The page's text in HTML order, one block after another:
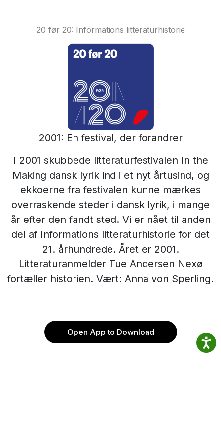
20 før 20: Informations litteraturhistorie
2001: En festival, der forandrer
I 2001 skubbede litteraturfestivalen In the
Making dansk lyrik ind i et nyt årtusind, og
ekkoerne fra festivalen kunne mærkes
overraskende steder i dansk lyrik, i mange
år efter den fandt sted. Vi er nået til anden
del af Informations litteraturhistorie for det
21. århundrede. Året er 2001.
Litteraturanmelder Tue Andersen Nexø
fortæller historien. Vært: Anna von Sperling.
Open App to Download